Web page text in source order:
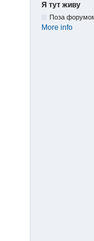
Я тут живу
Поза
More info